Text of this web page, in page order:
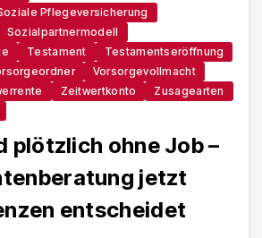
Pflegeversicherung
Sozialpartnermodell
Testament
Testamentseröffnung
Vorsorgevollmacht
Zeitwertkonto
Zusagearten
plötzlich ohne Job –
jetzt
entscheidet